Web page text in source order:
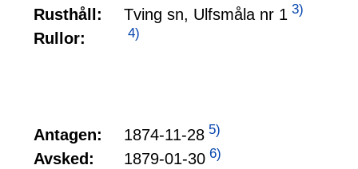
Rusthåll: Tving sn, Ulfsmåla nr 1 3)
Rullor: 4)
Antagen: 1874-11-28 5)
Avsked: 1879-01-30 6)